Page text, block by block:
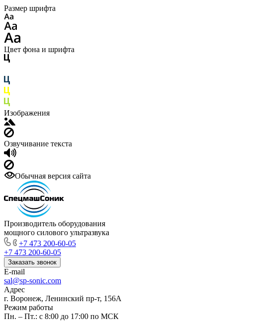
Размер шрифта
Цвет фона и шрифта
Изображения
Озвучивание текста
Обычная версия сайта
Производитель оборудования
мощного силового ультразвука
+7 473 200-60-05
+7 473 200-60-05
Заказать звонок
E-mail
sal@sp-sonic.com
Адрес
г. Воронеж, Ленинский пр-т, 156А
Режим работы
Пн. – Пт.: с 8:00 до 17:00 по МСК